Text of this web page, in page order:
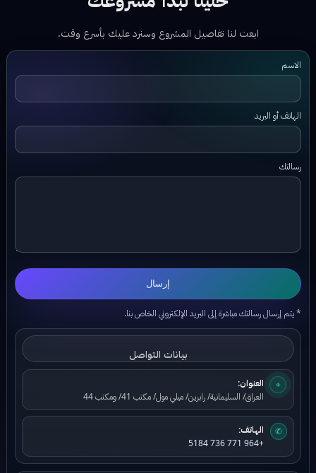
الهاتف أو البريد
رسالتك
* يتم إرسال رسالتك مباشرة إلى البريد الإلكتروني الخاص بنا.
بيانات التواصل
العراق/ السليمانية/ رابرين/ ميلي مول/ مكتب 41/ ومكتب 44
✆
الهاتف:
+964 771 736 5184
بيانات البريد